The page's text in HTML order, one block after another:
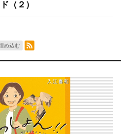
（２）
め込む
RSSフィード